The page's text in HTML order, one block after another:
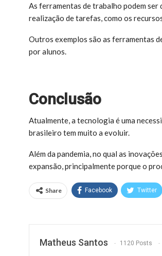
As ferramentas de trabalho podem
realização de tarefas, como os
Outros exemplos são as ferramentas
por alunos.
Conclusão
Atualmente, a tecnologia é uma
brasileiro tem muito a evoluir.
Além da pandemia, no qual as
expansão, principalmente porque o
Share Facebook Twitter
Matheus Santos 1120 Posts